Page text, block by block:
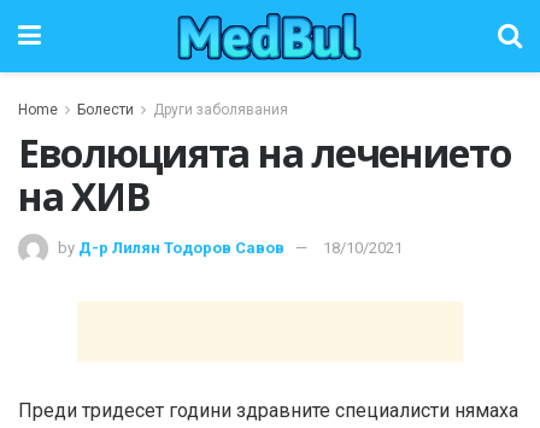
Home Болести Други заболявания
Еволюцията на лечението
на ХИВ
by Д-р Лилян Тодоров Савов 18/10/2021
Преди тридесет години здравните специалисти нямаха